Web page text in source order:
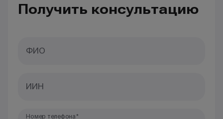
Получить консультацию
ФИО
ИИН
Номер телефона*